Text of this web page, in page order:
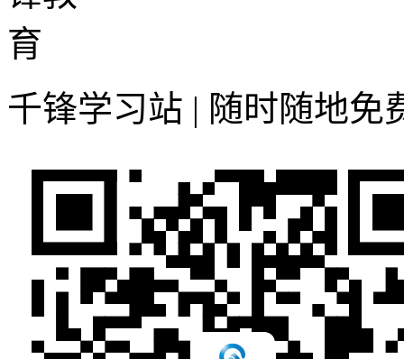
千锋学习站 | 随时随地免